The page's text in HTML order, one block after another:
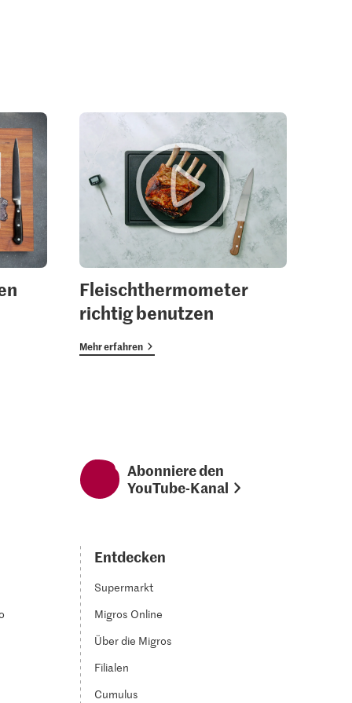
Fleischthermometer
richtig benutzen
Mehr erfahren
Abonniere den
YouTube-Kanal
Entdecken
Supermarkt
Migros Online
Über die Migros
Filialen
Cumulus